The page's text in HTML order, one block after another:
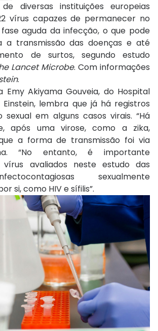
de diversas instituições europeias
vírus capazes de permanecer no
aguda da infecção, o que pode
a transmissão das doenças e até
de surtos, segundo estudo
Lancet Microbe. Com informações
.
Emy Akiyama Gouveia, do Hospital
lembra que já há registros
sexual em alguns casos virais. “Há
após uma virose, como a zika,
a forma de transmissão foi via
“No entanto, é importante
avaliados neste estudo das
sexualmente
si, como HIV e sífilis”.